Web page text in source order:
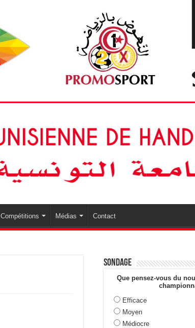
Compétitions Médias Contact
Sondage
Que pensez-vous du
Efficace
Moyen
Médiocre